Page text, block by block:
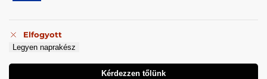
Elfogyott
Legyen naprakész
Kérdezzen tőlünk